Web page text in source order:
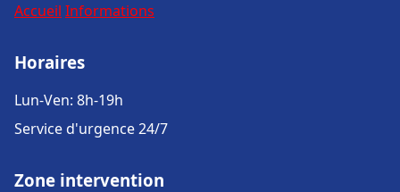
Accueil Informations
Horaires
Lun-Ven: 8h-19h
Service d'urgence 24/7
Zone intervention